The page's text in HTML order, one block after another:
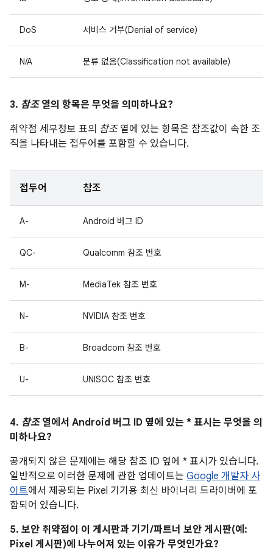
DoS 서비스 거부(Denial of service)
N/A 분류 없음(Classification not available)
3. 참조열의 항목은 무엇을 의미하나요?
취약점 세부정보 표의 참조열에 있는 항목은 참조값이 속한 조
직을 나타내는 접두어를 포함할 수 있습니다.
접두어 참조
A- Android 버그 ID
QC- Qualcomm 참조 번호
M- MediaTek 참조 번호
N- NVIDIA 참조 번호
B- Broadcom 참조 번호
U- UNISOC 참조 번호
4. 참조열에서 Android 버그 ID 옆에 있는 * 표시는 무엇을 의
미하나요?
공개되지 않은 문제에는 해당 참조 ID 옆에 * 표시가 있습니다.
일반적으로 이러한 문제에 관한 업데이트는 Google 개발자 사
이트에서 제공되는 Pixel 기기용 최신 바이너리 드라이버에 포
함되어 있습니다.
5. 보안 취약점이 이 게시판과 기기/파트너 보안 게시판(예:
Pixel 게시판)에 나누어져 있는 이유가 무엇인가요?